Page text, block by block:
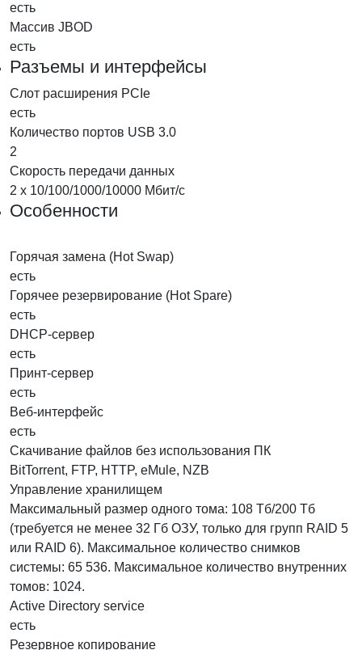
есть
Массив JBOD
есть
Разъемы и интерфейсы
Слот расширения PCIe
есть
Количество портов USB 3.0
2
Скорость передачи данных
2 х 10/100/1000/10000 Мбит/с
Особенности
Горячая замена (Hot Swap)
есть
Горячее резервирование (Hot Spare)
есть
DHCP-сервер
есть
Принт-сервер
есть
Веб-интерфейс
есть
Скачивание файлов без использования ПК
BitTorrent, FTP, HTTP, eMule, NZB
Управление хранилищем
Максимальный размер одного тома: 108 Тб/200 Тб
(требуется не менее 32 Гб ОЗУ, только для групп RAID 5
или RAID 6). Максимальное количество снимков
системы: 65 536. Максимальное количество внутренних
томов: 1024.
Active Directory service
есть
Резервное копирование